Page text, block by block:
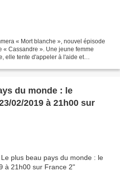
« Mort blanche », nouvel épisode
Cassandre ». Une jeune femme
elle tente d'appeler à l'aide et
du monde : le
02/2019 à 21h00 sur